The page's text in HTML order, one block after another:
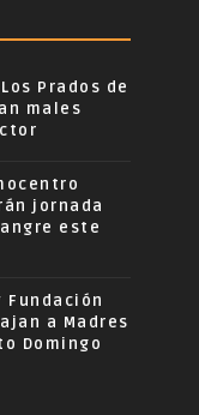
Prados de
males
jornada
este
Fundación
a Madres
Domingo